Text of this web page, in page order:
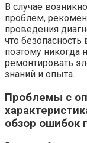
В случае
проблем,
проведения
что
поэтому никогда
ремонтировать
знаний и опыта.
Проблемы с
обзор ошибок